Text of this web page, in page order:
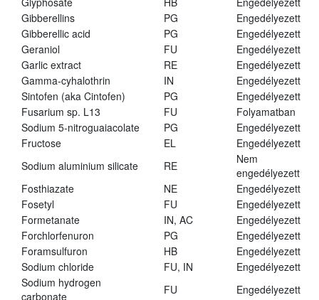
Gibberellins
PG
Engedélyezett
Gibberellic acid
PG
Engedélyezett
Geraniol
FU
Engedélyezett
Garlic extract
RE
Engedélyezett
Gamma-cyhalothrin
IN
Engedélyezett
Sintofen (aka Cintofen)
PG
Engedélyezett
Fusarium sp. L13
FU
Folyamatban
Sodium 5-nitroguaiacolate
PG
Engedélyezett
Fructose
EL
Engedélyezett
Sodium aluminium silicate
RE
Nem
engedélyezett
Fosthiazate
NE
Engedélyezett
Fosetyl
FU
Engedélyezett
Formetanate
IN, AC
Engedélyezett
Forchlorfenuron
PG
Engedélyezett
Foramsulfuron
HB
Engedélyezett
Sodium chloride
FU, IN
Engedélyezett
Sodium hydrogen
carbonate
FU
Engedélyezett